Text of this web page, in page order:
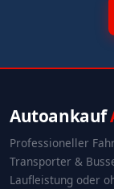
Autoankauf
Professioneller
Transporter &
Laufleistung oder